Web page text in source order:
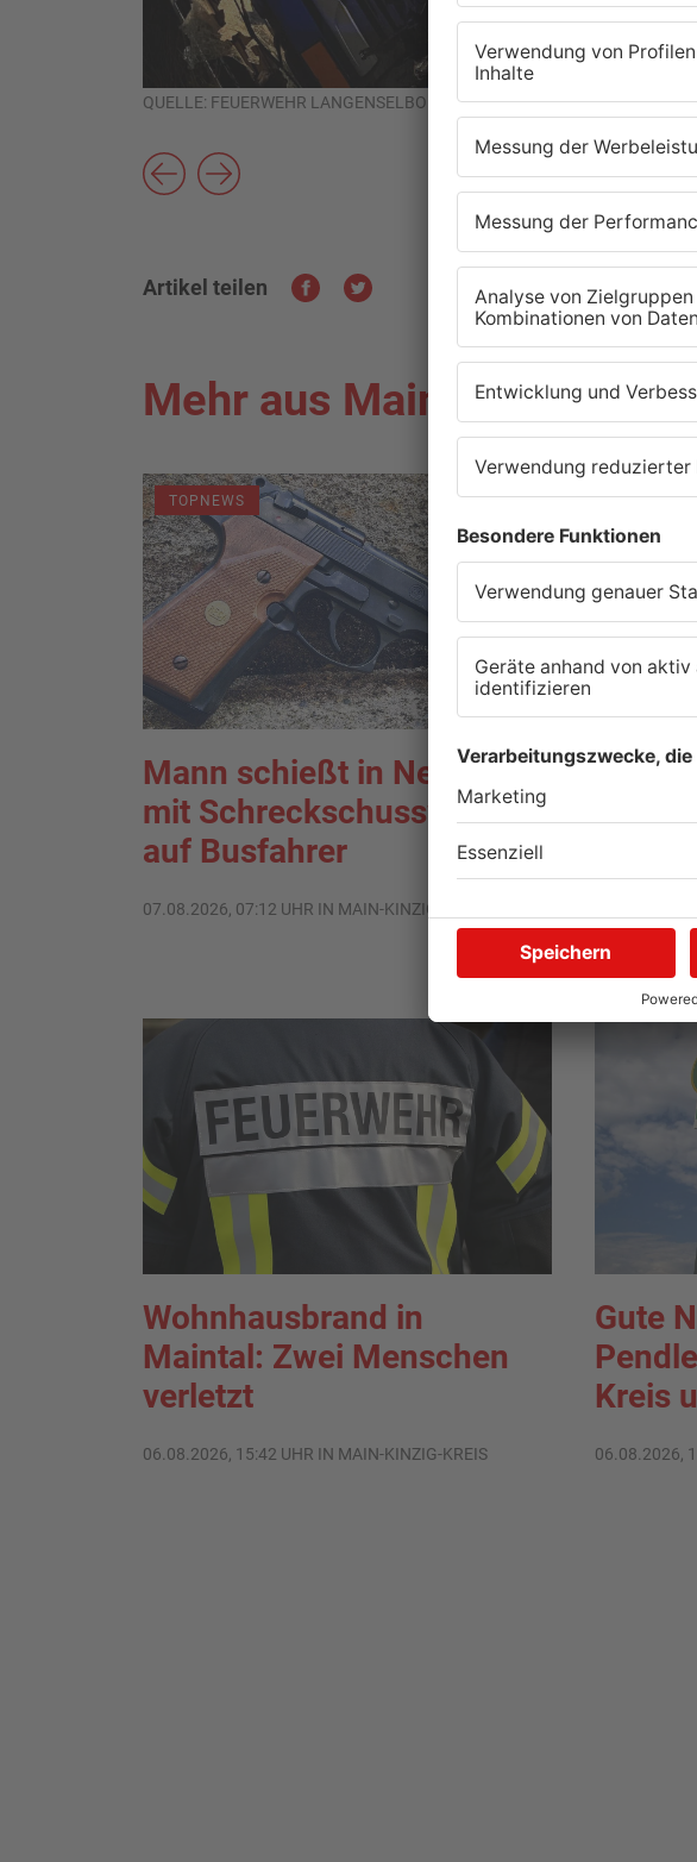
QUELLE: FEUERWEHR LANGENSELBOLD
Artikel teilen
Mehr aus Main-Kinzig-
TOPNEWS
Mann schießt in Neuberg
mit Schreckschusswaffe
auf Busfahrer
07.08.2026, 07:12 UHR IN MAIN-KINZIG-KREIS
Wohnhausbrand in
Maintal: Zwei Menschen
verletzt
06.08.2026, 15:42 UHR IN MAIN-KINZIG-KREIS
Gute
Kreis
06.08.2026,